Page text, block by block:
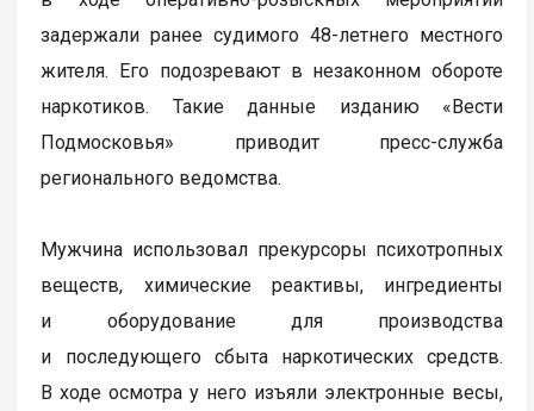
задержали ранее судимого 48-летнего местного
жителя. Его подозревают в незаконном обороте
наркотиков. Такие данные изданию «Вести
Подмосковья» приводит пресс-служба
регионального ведомства.
Мужчина использовал прекурсоры психотропных
веществ, химические реактивы, ингредиенты
и оборудование для производства
и последующего сбыта наркотических средств.
В ходе осмотра у него изъяли электронные весы,